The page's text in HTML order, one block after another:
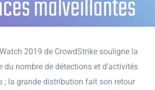
malveillantes
2019 de CrowdStrike souligne la
du nombre de détections et d’activités
; la grande distribution fait son retour